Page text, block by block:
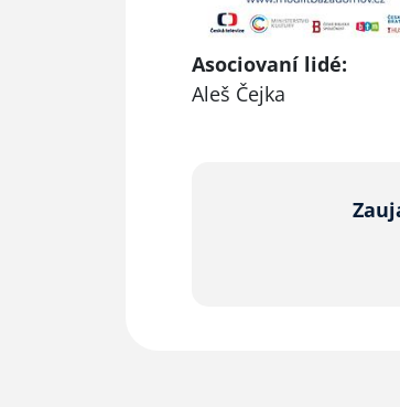
Asociovaní lidé:
Aleš Čejka